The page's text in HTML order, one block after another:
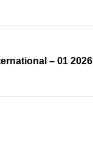
– 01 2026